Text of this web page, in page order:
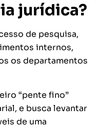
jurídica?
de pesquisa,
internos,
os departamentos
“pente fino”
e busca levantar
de uma